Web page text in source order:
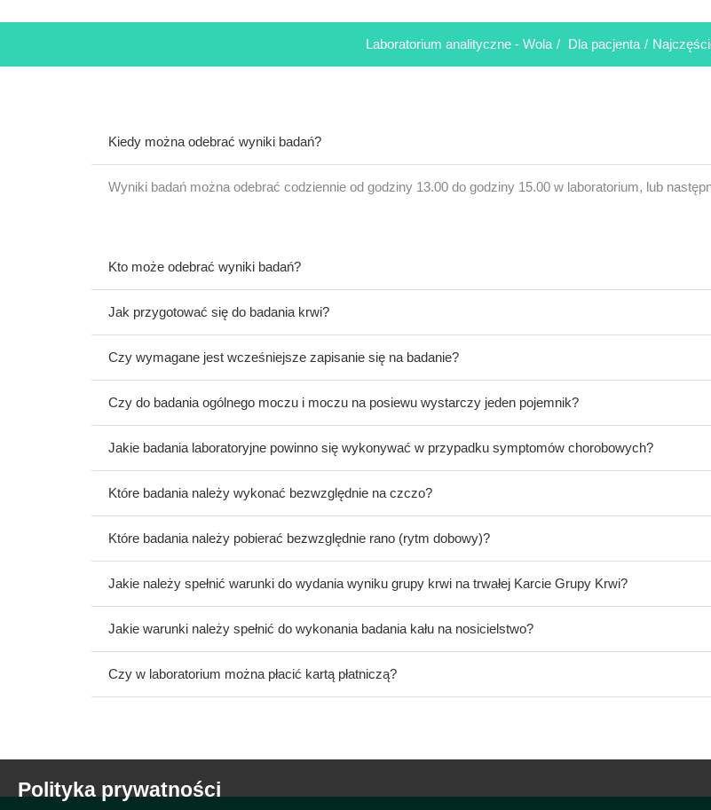
Laboratorium analityczne - Wola / Dla pacjenta /
Kiedy można odebrać wyniki badań?
Wyniki badań można odebrać codziennie od godziny 13.00 do godziny 15.00 w laboratorium, lub
Kto może odebrać wyniki badań?
Jak przygotować się do badania krwi?
Czy wymagane jest wcześniejsze zapisanie się na badanie?
Czy do badania ogólnego moczu i moczu na posiewu wystarczy jeden pojemnik?
Jakie badania laboratoryjne powinno się wykonywać w przypadku symptomów chorobowych?
Które badania należy wykonać bezwzględnie na czczo?
Które badania należy pobierać bezwzględnie rano (rytm dobowy)?
Jakie należy spełnić warunki do wydania wyniku grupy krwi na trwałej Karcie Grupy Krwi?
Jakie warunki należy spełnić do wykonania badania kału na nosicielstwo?
Czy w laboratorium można płacić kartą płatniczą?
Polityka prywatności